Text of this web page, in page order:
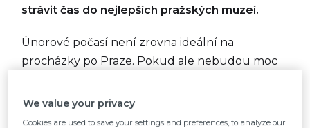
strávit čas do nejlepších pražských muzeí.
Únorové počasí není zrovna ideální na
procházky po Praze. Pokud ale nebudou moc
jiná. Přinášíme tipy na muzea, která se nacházejí
jen pár kroků od stanice MHD. Tak otevřete
We value your privacy
Cookies are used to save your settings and preferences, to analyze our